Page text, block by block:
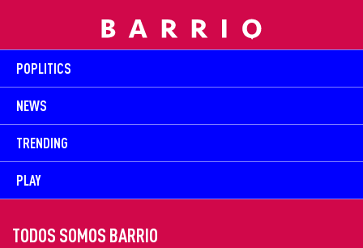
POPLITICS
NEWS
TRENDING
PLAY
TODOS SOMOS BARRIO